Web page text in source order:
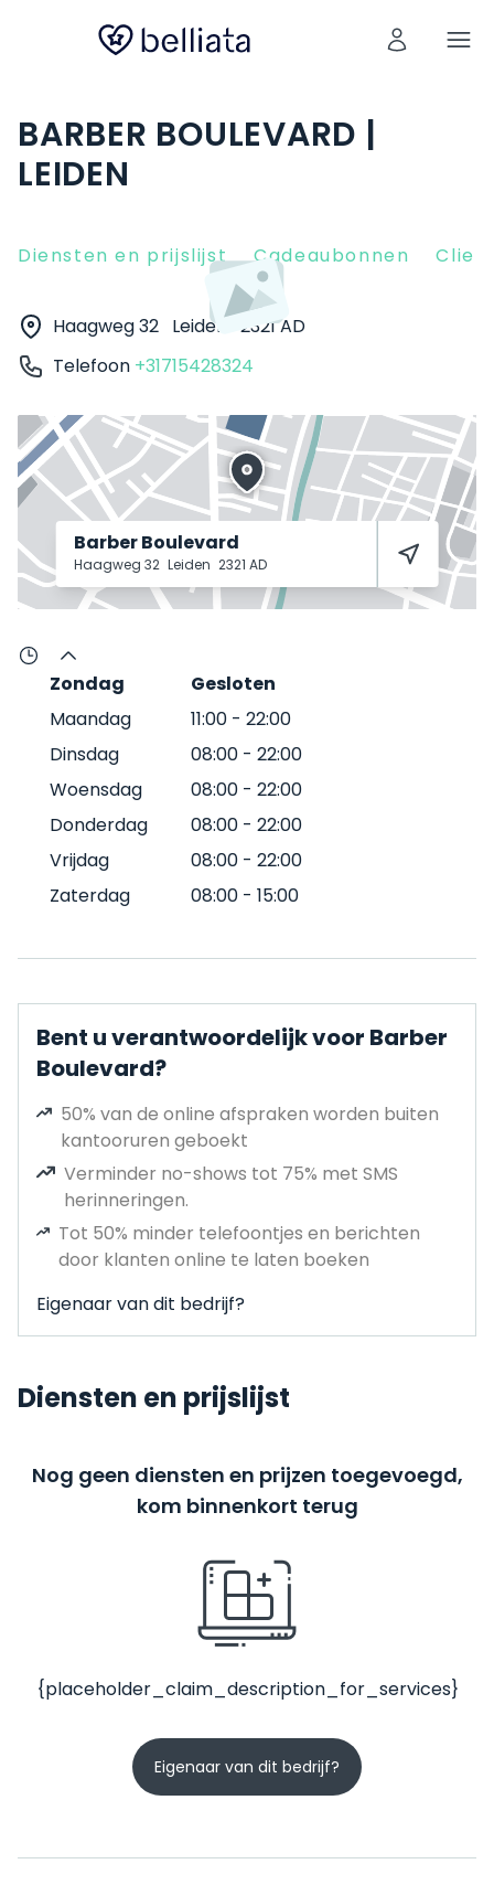
BARBER BOULEVARD |
LEIDEN
Diensten en prijslijst Cadeaubonnen
Haagweg 32 Leiden
2321 AD
Telefoon +31715428324
Barber Boulevard
Haagweg 32 Leiden 2321 AD
Zondag
Gesloten
Maandag
11:00 - 22:00
Dinsdag
08:00 - 22:00
Woensdag
08:00 - 22:00
Donderdag
08:00 - 22:00
Vrijdag
08:00 - 22:00
Zaterdag
08:00 - 15:00
Bent u verantwoordelijk voor Barber
Boulevard?
50% van de online afspraken worden buiten
kantooruren geboekt
Verminder no-shows tot 75% met SMS
herinneringen.
Tot 50% minder telefoontjes en berichten
door klanten online te laten boeken
Eigenaar van dit bedrijf?
Diensten en prijslijst
Nog geen diensten en prijzen toegevoegd,
kom binnenkort terug
{placeholder_claim_description_for_services}
Eigenaar van dit bedrijf?